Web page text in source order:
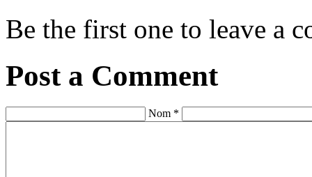
Be the first one to leave a
Post a Comment
Nom *